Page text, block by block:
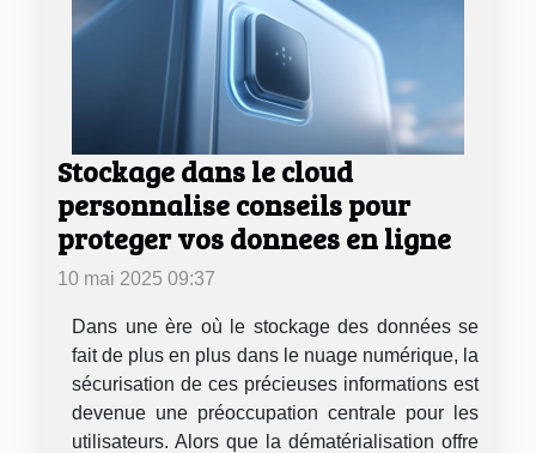
Stockage dans le cloud
personnalise conseils pour
proteger vos donnees en ligne
10 mai 2025 09:37
Dans une ère où le stockage des données se
fait de plus en plus dans le nuage numérique, la
sécurisation de ces précieuses informations est
devenue une préoccupation centrale pour les
utilisateurs. Alors que la dématérialisation offre